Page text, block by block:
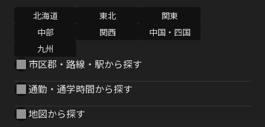
北海道 東北
関東
中部
関西
中国・四国
九州
市区郡・路線・駅から探す
通勤・通学時間から探す
地図から探す